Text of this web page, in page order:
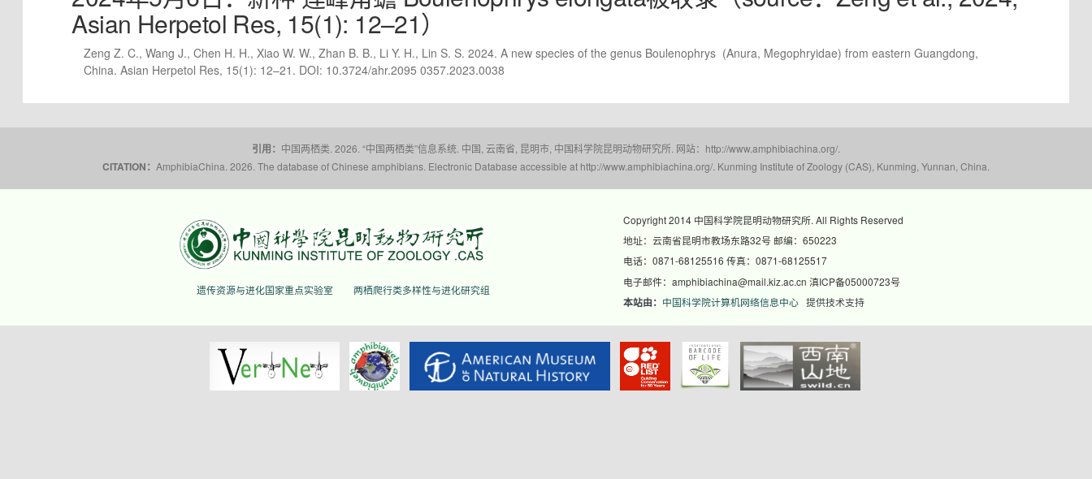
Asian Herpetol Res, 15(1): 12–21）
Zeng Z. C., Wang J., Chen H. H., Xiao W. W., Zhan B. B., Li Y. H., Lin S. S. 2024. A new species of the genus Boulenophrys (Anura, Megophryidae) from eastern Guangdong,
China. Asian Herpetol Res, 15(1): 12–21. DOI: 10.3724/ahr.2095 0357.2023.0038
引用： 中国两栖类. 2026. “中国两栖类”信息系统. 中国, 云南省, 昆明市, 中国科学院昆明动物研究所. 网站：http://www.amphibiachina.org/.
CITATION： AmphibiaChina. 2026. The database of Chinese amphibians. Electronic Database accessible at http://www.amphibiachina.org/. Kunming Institute of Zoology (CAS), Kunming, Yunnan, China.
遗传资源与进化国家重点实验室 两栖爬行类多样性与进化研究组
Copyright 2014 中国科学院昆明动物研究所. All Rights Reserved
地址：云南省昆明市教场东路32号 邮编：650223
电话：0871-68125516 传真：0871-68125517
电子邮件：amphibiachina@mail.kiz.ac.cn 滇ICP备05000723号
本站由： 中国科学院计算机网络信息中心提供技术支持